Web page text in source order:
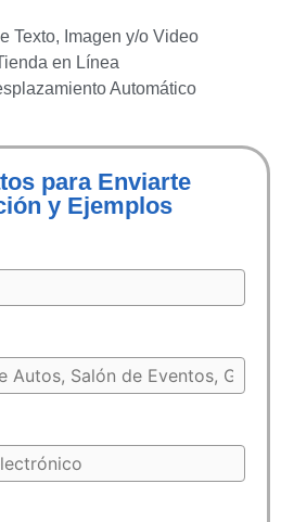
Texto, Imagen y/o Video
en Línea
Automático
para Enviarte
y Ejemplos